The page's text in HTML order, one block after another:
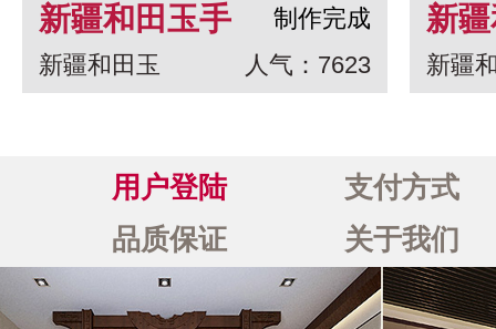
新疆和田玉手
串 龙生九子
制作完成
新疆和田玉
人气：7623
新
白
新疆
用户登陆
支付方式
品质保证
关于我们